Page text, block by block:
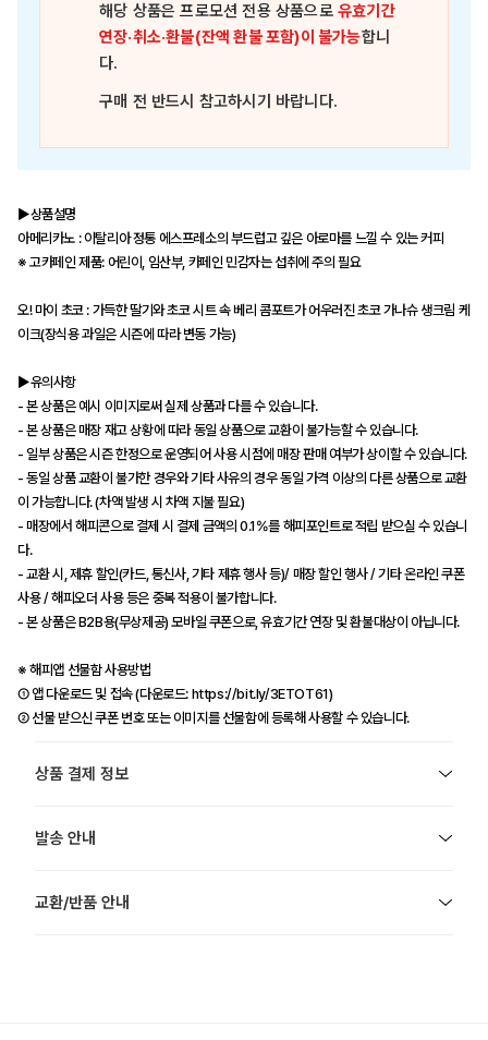
해당 상품은프로모션 전용 상품으로유효기간
연장·취소·환불(잔액 환불 포함)이 불가능합니
다.
구매 전 반드시 참고하시기 바랍니다.
▶상품설명
아메리카노 : 이탈리아 정통 에스프레소의 부드럽고 깊은 아로마를 느낄 수 있는 커피
※ 고카페인 제품: 어린이, 임산부, 카페인 민감자는 섭취에 주의 필요
오! 마이 초코 : 가득한 딸기와 초코 시트 속 베리 콤포트가 어우러진 초코 가나슈 생크림 케
이크(장식용 과일은 시즌에 따라 변동 가능)
▶유의사항
- 본 상품은 예시 이미지로써 실제 상품과 다를 수 있습니다.
- 본 상품은 매장 재고 상황에 따라 동일 상품으로 교환이 불가능할 수 있습니다.
- 일부 상품은 시즌 한정으로 운영되어 사용 시점에 매장 판매 여부가 상이할 수 있습니다.
- 동일 상품 교환이 불가한 경우와 기타 사유의 경우 동일 가격 이상의 다른 상품으로 교환
이 가능합니다. (차액 발생 시 차액 지불 필요)
- 매장에서 해피콘으로 결제 시 결제 금액의 0.1%를 해피포인트로 적립 받으실 수 있습니
다.
- 교환 시, 제휴 할인(카드, 통신사, 기타 제휴 행사 등)/ 매장 할인 행사 / 기타 온라인 쿠폰
사용 / 해피오더 사용 등은 중복 적용이 불가합니다.
- 본 상품은 B2B용(무상제공) 모바일 쿠폰으로, 유효기간 연장 및 환불대상이 아닙니다.
※ 해피앱 선물함 사용방법
① 앱 다운로드 및 접속 (다운로드: https://bit.ly/3ETOT61)
② 선물 받으신 쿠폰 번호 또는 이미지를 선물함에 등록해 사용할 수 있습니다.
상품 결제 정보
발송 안내
교환/반품 안내